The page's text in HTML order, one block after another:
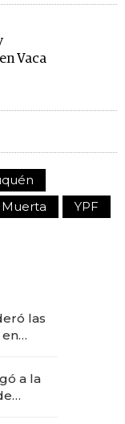
Vaca
Muerta YPF
las
en
a la